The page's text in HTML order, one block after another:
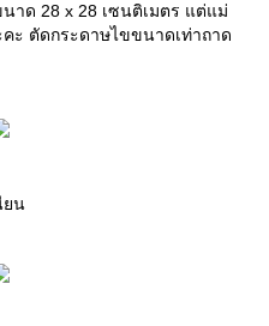
าด 28 x 28 เซนติเมตร แต่แม่
ะ ตัดกระดาษไขขนาดเท่าถาด
ยน